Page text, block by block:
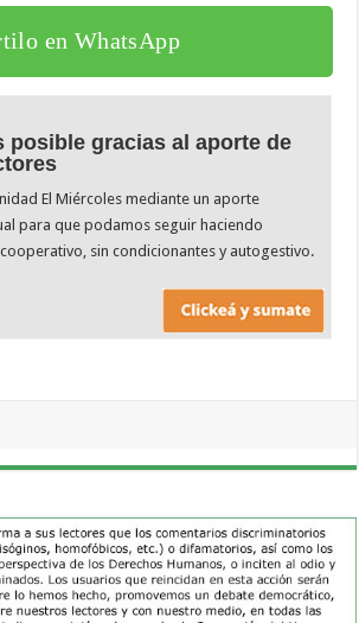
en WhatsApp
posible gracias al aporte de
El Miércoles mediante un aporte
para que podamos seguir haciendo
sin condicionantes y autogestivo.